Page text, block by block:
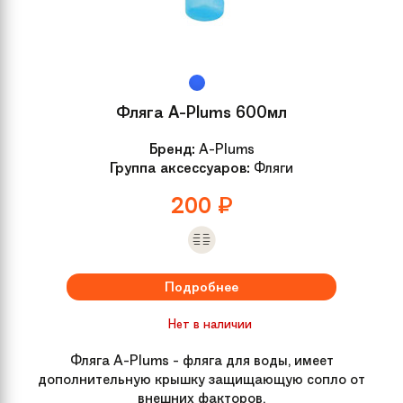
по высоте и наклону
Резиновые
Рулевая колонка Классическая безрезьбовая
Ручной
Тормозные ручкиДетские, усиленный пластик
Фляга A-Plums 600мл
Бренд: A-Plums
Группа аксессуаров: Фляги
200 ₽
Подробнее
Нет в наличии
Фляга A-Plums - фляга для воды, имеет
дополнительную крышку защищающую сопло от
внешних факторов.